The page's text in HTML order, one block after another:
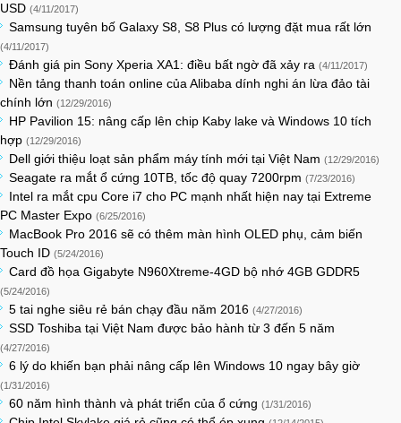
USD (4/11/2017)
Samsung tuyên bố Galaxy S8, S8 Plus có lượng đặt mua rất lớn
(4/11/2017)
Đánh giá pin Sony Xperia XA1: điều bất ngờ đã xảy ra (4/11/2017)
Nền tảng thanh toán online của Alibaba dính nghi án lừa đảo tài
chính lớn (12/29/2016)
HP Pavilion 15: nâng cấp lên chip Kaby lake và Windows 10 tích
hợp (12/29/2016)
Dell giới thiệu loạt sản phẩm máy tính mới tại Việt Nam (12/29/2016)
Seagate ra mắt ổ cứng 10TB, tốc độ quay 7200rpm (7/23/2016)
Intel ra mắt cpu Core i7 cho PC mạnh nhất hiện nay tại Extreme
PC Master Expo (6/25/2016)
MacBook Pro 2016 sẽ có thêm màn hình OLED phụ, cảm biến
Touch ID (5/24/2016)
Card đồ họa Gigabyte N960Xtreme-4GD bộ nhớ 4GB GDDR5
(5/24/2016)
5 tai nghe siêu rẻ bán chạy đầu năm 2016 (4/27/2016)
SSD Toshiba tại Việt Nam được bảo hành từ 3 đến 5 năm
(4/27/2016)
6 lý do khiến bạn phải nâng cấp lên Windows 10 ngay bây giờ
(1/31/2016)
60 năm hình thành và phát triển của ổ cứng (1/31/2016)